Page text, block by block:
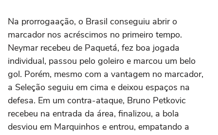
Na prorrogaação, o Brasil conseguiu abrir o
marcador nos acréscimos no primeiro tempo.
Neymar recebeu de Paquetá, fez boa jogada
individual, passou pelo goleiro e marcou um belo
gol. Porém, mesmo com a vantagem no marcador,
a Seleção seguiu em cima e deixou espaços na
defesa. Em um contra-ataque, Bruno Petkovic
recebeu na entrada da área, finalizou, a bola
desviou em Marquinhos e entrou, empatando a